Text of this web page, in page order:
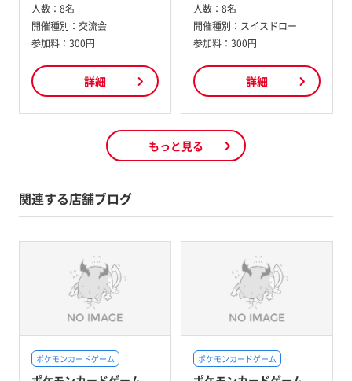
人数： 8名
開催種別： 交流会
参加料： 300円
詳細
人数： 8名
開催種別： スイスドロー
参加料： 300円
詳細
もっと見る
関連する店舗ブログ
ポケモンカードゲーム ポケモンカードゲーム